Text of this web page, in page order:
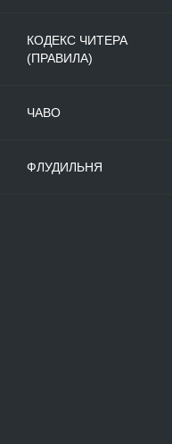
КОДЕКС ЧИТЕРА
(ПРАВИЛА)
ЧАВО
ФЛУДИЛЬНЯ